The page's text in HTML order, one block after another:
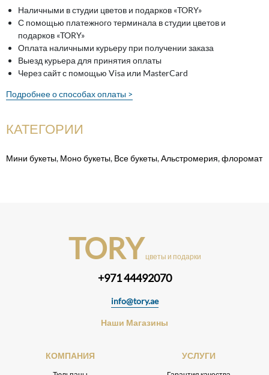
Наличными в студии цветов и подарков «TORY»
С помощью платежного терминала в студии цветов и
подарков «TORY»
Оплата наличными курьеру при получении заказа
Выезд курьера для принятия оплаты
Через сайт с помощью Visa или MasterCard
Подробнее о способах оплаты >
КАТЕГОРИИ
Мини букеты, Моно букеты, Все букеты,Альстромерия,флоромат
TORY цветы и подарки
+971 44492070
info@tory.ae
Наши Магазины
КОМПАНИЯ УСЛУГИ